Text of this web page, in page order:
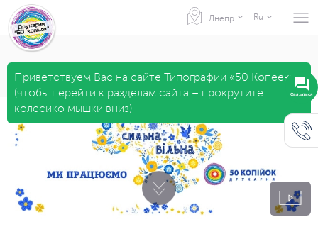
Днепр Ru
Приветствуем Вас на сайте Типографии «50 Копеек»
(чтобы перейти к разделам сайта – прокрутите
колесико мышки вниз)
Связаться